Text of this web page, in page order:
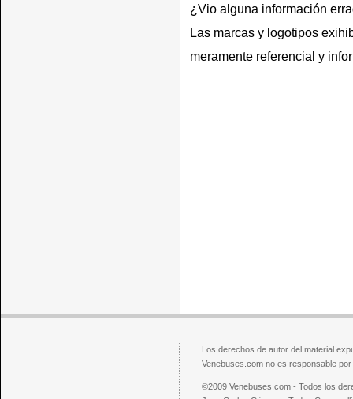
¿Vio alguna información
Las marcas y logotipos
meramente referencial y
Los derechos de autor del material
Venebuses.com no es responsable
©2009 Venebuses.com - Todos los